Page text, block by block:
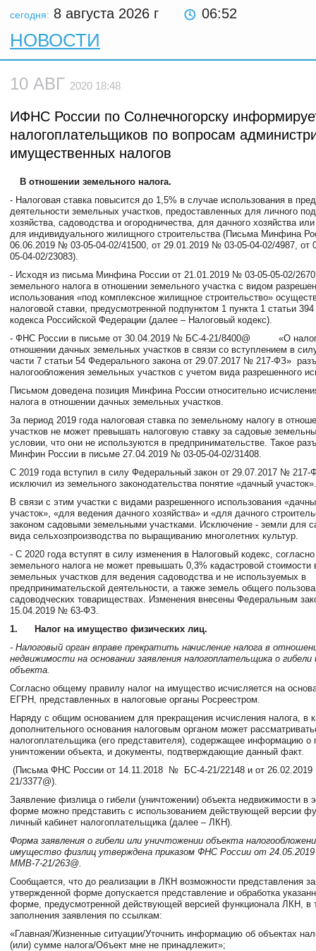
сегодня: 8 августа 2026 г 06:52
НОВОСТИ
10 АВГ 2020 18:48
ИФНС России по Солнечногорску
налогоплательщиков по вопросам
имущественных налогов
В отношении земельного налога.
- Налоговая ставка повысится до 1,5% в случае использования в
деятельности земельных участков, предоставленных для личного
хозяйства, садоводства и огородничества, для дачного хозяйства
для индивидуального жилищного строительства (Письма Минфина
06.06.2019 № 03-05-04-02/41500, от 29.01.2019 № 03-05-04-02/4987, от
05-04-02/23083).
- Исходя из письма Минфина России от 21.01.2019 № 03-05-05-02/
земельного налога в отношении земельного участка с видом
использования «под комплексное жилищное строительство»
налоговой ставки, предусмотренной подпунктом 1 пункта 1 статьи
кодекса Российской Федерации (далее – Налоговый кодекс).
- ФНС России в письме от 30.04.2019 № БС-4-21/8400@
«О
отношении дачных земельных участков в связи со вступлением в
части 7 статьи 54 Федерального закона от 29.07.2017 № 217-ФЗ»
налогообложения земельных участков с учетом вида разрешенного
Письмом доведена позиция Минфина России относительно
налога в отношении дачных земельных участков.
За период 2019 года налоговая ставка по земельному налогу в
участков не может превышать налоговую ставку за садовые
условии, что они не используются в предпринимательстве. Такое
Минфин России в письме 27.04.2019 № 03-05-04-02/31408.
С 2019 года вступил в силу Федеральный закон от 29.07.2017 № 217-
исключил из земельного законодательства понятие «дачный участок».
В связи с этим участки с видами разрешенного использования
участок», «для ведения дачного хозяйства» и «для дачного
законом садовыми земельными участками. Исключение - земли для
вида сельхозпроизводства по выращиванию многолетних культур.
- С 2020 года вступят в силу изменения в Налоговый кодекс,
земельного налога не может превышать 0,3% кадастровой стоимости
земельных участков для ведения садоводства и не используемых в
предпринимательской деятельности, а также земель общего
садоводческих товариществах. Изменения внесены Федеральным
15.04.2019 № 63-ФЗ.
1.
Налог на имущество физических лиц.
- Налоговый орган вправе прекратить начисление налога в
недвижимости на основании заявления налогоплательщика о
объекта.
Согласно общему правилу налог на имущество исчисляется на
ЕГРН, представленных в налоговые органы Росреестром.
Наряду с общим основанием для прекращения исчисления налога, в
дополнительного основания налоговым органом может
налогоплательщика (его представителя), содержащее информацию о
уничтожении объекта, и документы, подтверждающие данный факт.
(Письма ФНС России от 14.11.2018
№
БС-4-21/22148 и от
21/3377@).
Заявление физлица о гибели (уничтожении) объекта недвижимости в
форме можно представить с использованием действующей версии
личный кабинет налогоплательщика (далее – ЛКН).
Форма заявления о гибели или уничтожении объекта
имущество физлиц утверждена приказом ФНС России от 24.05.2019
ММВ-7-21/263@.
Сообщается, что до реализации в ЛКН возможности представления
утвержденной форме допускается представление и обработка
форме, предусмотренной действующей версией функционала ЛКН, в
заполнения заявления по ссылкам:
«Главная/Жизненные ситуации/Уточнить информацию об объектах
(или) сумме налога/Объект мне не принадлежит»;